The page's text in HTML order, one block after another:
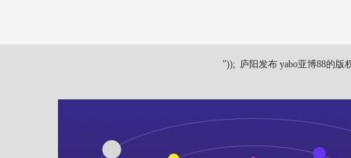
")); 庐阳发布 yabo亚博88的版